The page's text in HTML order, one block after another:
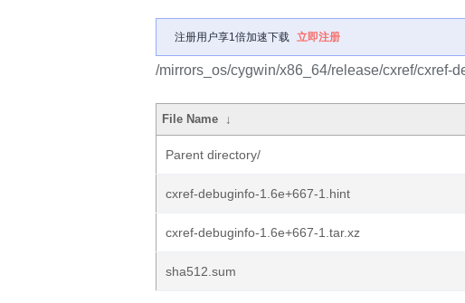
注册用户享1倍加速下载 立即注册
/mirrors_os/cygwin/x86_64/release/cxref/cxref-
File Name ↓
Parent directory/
cxref-debuginfo-1.6e+667-1.hint
cxref-debuginfo-1.6e+667-1.tar.xz
sha512.sum